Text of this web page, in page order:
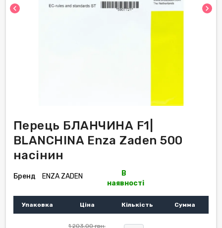
chevron_left chevron_right
Перець БЛАНЧИНА F1|
BLANCHINA Enza Zaden 500
насінин
Бренд ENZA ZADEN
В
наявності
Упаковка Ціна Кількість Сумма
1 203,00 грн.